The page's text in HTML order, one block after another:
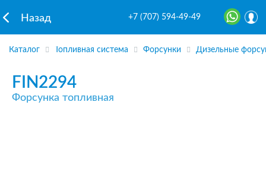
Назад +7 (707) 594-49-49
Каталог Топливная система Форсунки Дизельные
FIN2294
Форсунка топливная